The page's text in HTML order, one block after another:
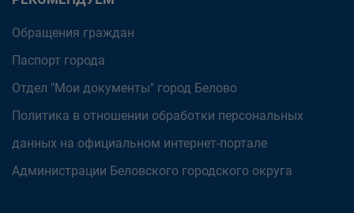
Обращения граждан
Паспорт города
Отдел "Мои документы" город Белово
Политика в отношении обработки персональных
данных на официальном интернет-портале
Администрации Беловского городского округа